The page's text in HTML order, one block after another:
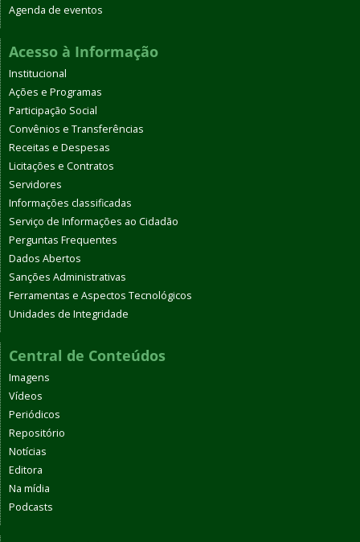
Agenda de eventos
Acesso à Informação
Institucional
Ações e Programas
Participação Social
Convênios e Transferências
Receitas e Despesas
Licitações e Contratos
Servidores
Informações classificadas
Serviço de Informações ao Cidadão
Perguntas Frequentes
Dados Abertos
Sanções Administrativas
Ferramentas e Aspectos Tecnológicos
Unidades de Integridade
Central de Conteúdos
Imagens
Vídeos
Periódicos
Repositório
Notícias
Editora
Na mídia
Podcasts